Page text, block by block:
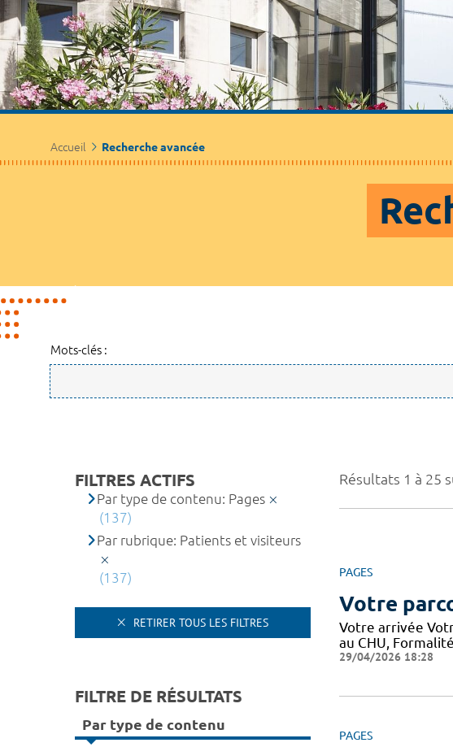
Accueil Recherche avancée
Mots-clés :
Résultats 1 à 25
PAGES
Votre
Votre arrivée
au CHU,
29/04/2026 18:28
PAGES
FILTRES ACTIFS
Par type de contenu: Pages
(137)
Par rubrique: Patients et visiteurs
(137)
RETIRER TOUS LES FILTRES
FILTRE DE RÉSULTATS
Par type de contenu